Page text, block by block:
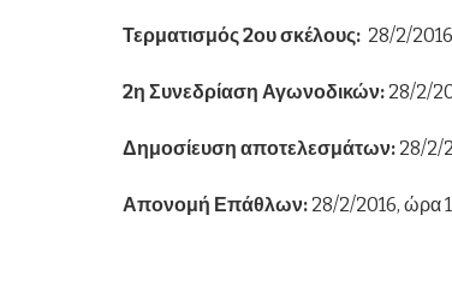
Τερματισμός 2ου σκέλους: 28/2/
2η Συνεδρίαση Αγωνοδικών: 28/2/
Δημοσίευση αποτελεσμάτων: 28/2/
Απονομή Επάθλων: 28/2/2016, ώρα